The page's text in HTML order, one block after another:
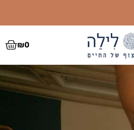
לרכישות קבוצתיות בהנחה- מ5 מזרנים ומעלה- דברו איתנו (למעט ציוד שכבר
במחיר סיטונאי)
₪0